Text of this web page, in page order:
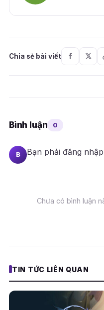
Chia sẻ bài viết
Bình luận 0
B Bạn phải đăng nhập
Chưa có bình luận
TIN TỨC LIÊN QUAN